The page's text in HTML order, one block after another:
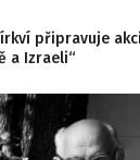
připravuje
a Izraeli“